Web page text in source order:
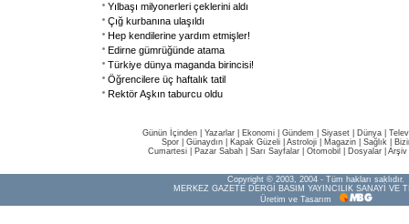
Yılbaşı milyonerleri çeklerini aldı
Çığ kurbanına ulaşıldı
Hep kendilerine yardım etmişler!
Edirne gümrüğünde atama
Türkiye dünya maganda birincisi!
Öğrencilere üç haftalık tatil
Rektör Aşkın taburcu oldu
Günün İçinden Yazarlar Ekonomi Gündem Siyaset Dünya |
Spor
Günaydın Kapak Güzeli Astroloji Magazin Sağlık
Cumartesi
Pazar Sabah Sarı Sayfalar Otomobil Dosyalar Arşiv
Copyright © 2003, 2004 - Tüm hakları saklıdır.
MERKEZ GAZETE DERGİ BASIM YAYINCILIK SANAYİ VE
Üretim ve Tasarım